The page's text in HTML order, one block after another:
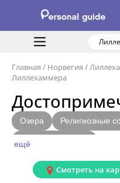
Главная / Норвегия /
Лиллехаммера
Озера Религиозные
Природные парки
ещё
Смотреть на